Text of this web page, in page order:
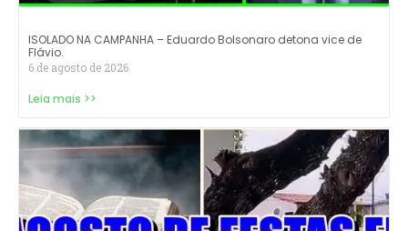
ISOLADO NA CAMPANHA – Eduardo Bolsonaro detona vice de
Flávio.
6 de agosto de 2026
Leia mais >>